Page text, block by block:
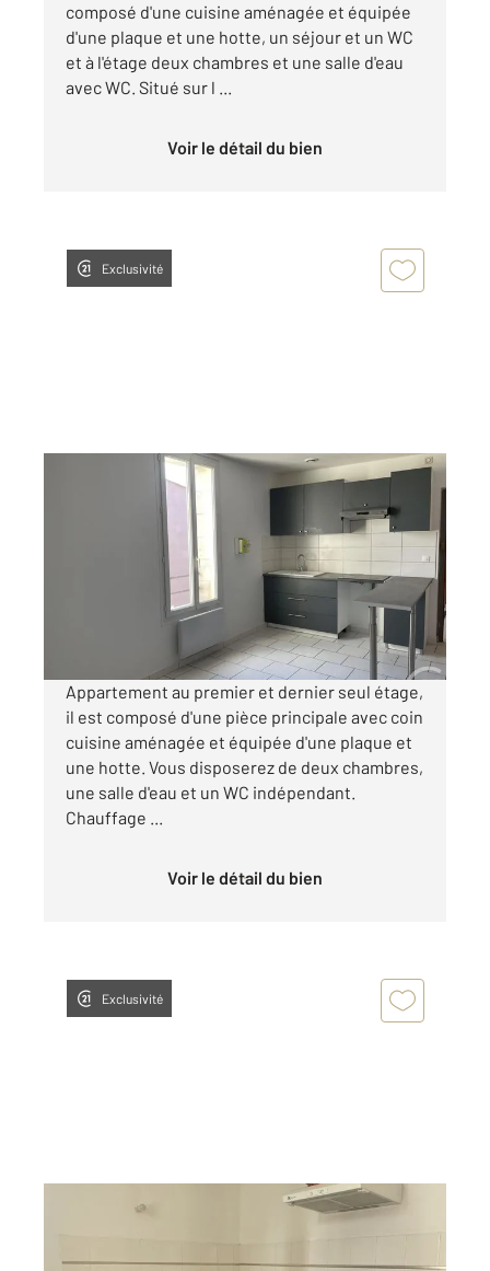
composé d'une cuisine aménagée et équipée
d'une plaque et une hotte, un séjour et un WC
et à l'étage deux chambres et une salle d'eau
avec WC. Situé sur l ...
Voir le détail du bien
Exclusivité
MONTPON MENESTEROL 24
, 3 pièces
Appartement F2 à louer
525 €
par mois charges comprises
Appartement au premier et dernier seul étage,
il est composé d'une pièce principale avec coin
cuisine aménagée et équipée d'une plaque et
une hotte. Vous disposerez de deux chambres,
une salle d'eau et un WC indépendant.
Chauffage ...
Voir le détail du bien
Exclusivité
MONTPON MENESTEROL 24